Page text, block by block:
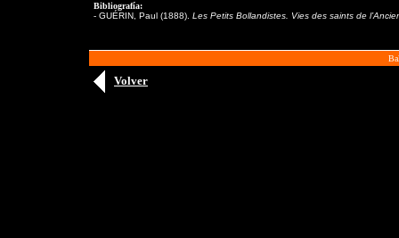
Bibliografía:
- GUÉRIN, Paul (1888). Les Petits Bollandistes. Vies des saints de
Volver